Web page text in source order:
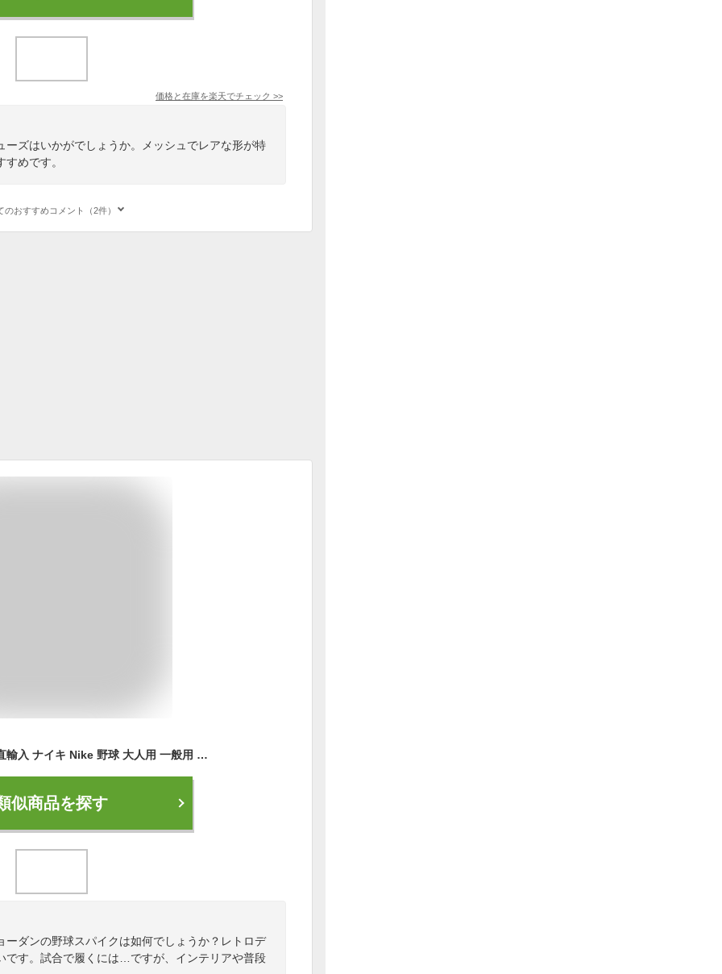
価格と在庫を楽天でチェック >>
ーズはいかがでしょうか。メッシュでレアな形が特
めです。
のおすすめコメント（2件）
日本未発売 アメリカ直輸入 ナイキ Nike 野球 大人用 一般用 ジョーダン1レトロMCS Jordan 1 Retro MCS ハイカットタイプ 軽量 メンズ スタッドスパイク レッド ホワイト AV5354 26cm 27cm 28cm 29cm 30cm
似商品を探す
ーダンの野球スパイクは如何でしょうか？レトロデ
です。試合で履くには…ですが、インテリアや普段